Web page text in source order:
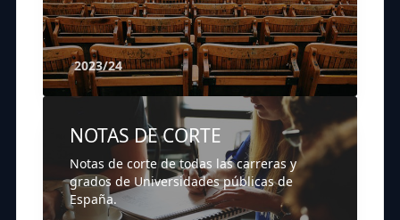
2023/24
NOTAS DE CORTE
Notas de corte de todas las carreras y
grados de Universidades públicas de
España.